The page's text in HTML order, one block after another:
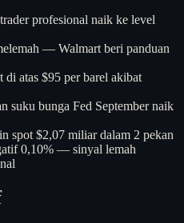
profesional naik ke level
— Walmart beri panduan
atas $95 per barel akibat
suku bunga Fed September naik
spot $2,07 miliar dalam 2 pekan
0,10% — sinyal lemah